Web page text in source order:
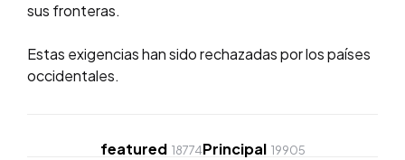
sus fronteras.
Estas exigencias han sido rechazadas por los países
occidentales.
featured 18774Principal 19905